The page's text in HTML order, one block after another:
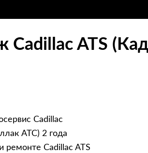
ATS
Cadillac
АТС) 2 года
ремонте Cadillac ATS